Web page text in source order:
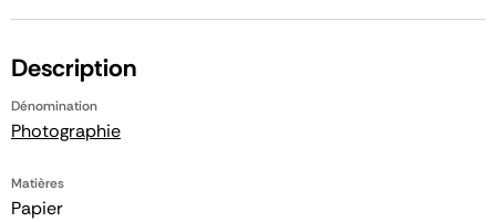
Description
Dénomination
Photographie
Matières
Papier